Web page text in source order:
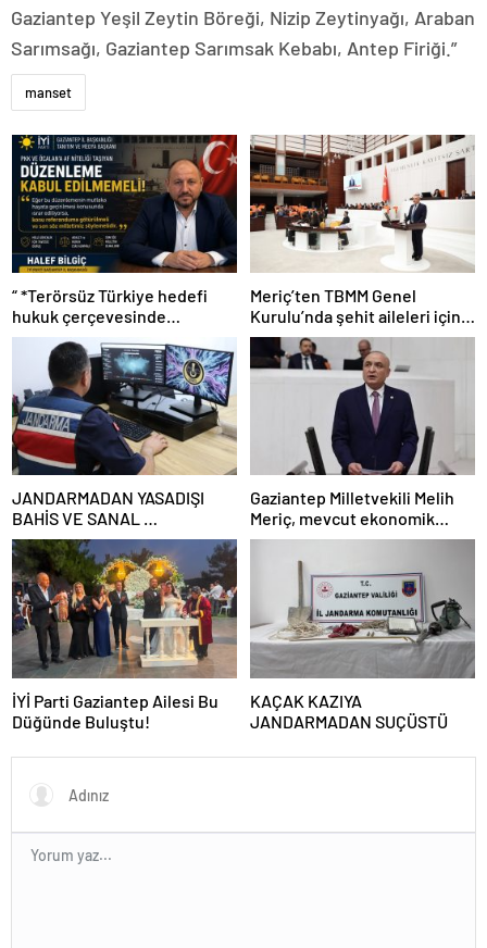
Gaziantep Yeşil Zeytin Böreği, Nizip Zeytinyağı, Araban
Sarımsağı, Gaziantep Sarımsak Kebabı, Antep Firiği.”
manset
“ *Terörsüz Türkiye hedefi
hukuk çerçevesinde
yürütülmeli”*
Meriç’ten TBMM Genel
Kurulu’nda şehit aileleri için
çağrı
JANDARMADAN YASADIŞI
BAHİS VE SANAL
DOLANDIRICILARA GEÇİT
YOK
Gaziantep Milletvekili Melih
Meriç, mevcut ekonomik
koşullarda dar gelirli
vatandaşların konut sahibi
olmasının neredeyse
imkânsız
İYİ Parti Gaziantep Ailesi Bu
Düğünde Buluştu!
KAÇAK KAZIYA
JANDARMADAN SUÇÜSTÜ